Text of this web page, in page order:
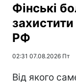
Фінські
захистити
РФ
02:31 07.08.2026 Пт
Від якого